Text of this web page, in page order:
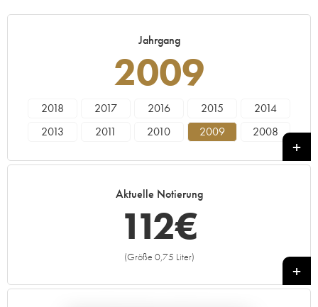
Jahrgang
2009
2018 2017 2016 2015
2014
2013
2011 2010 2009
2008
Aktuelle Notierung
112€
(Größe 0,75 Liter)
+